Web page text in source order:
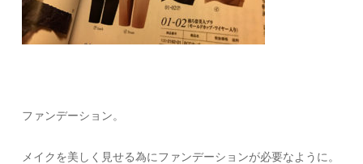
ファンデーション。
メイクを美しく見せる為にファンデーションが必要なように。